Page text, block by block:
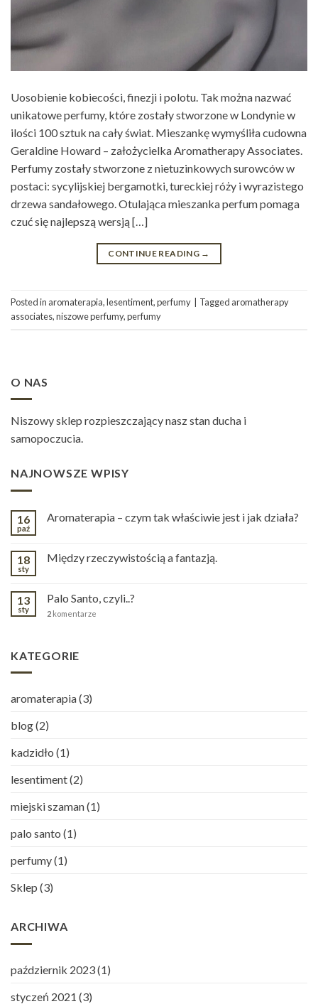
Uosobienie kobiecości, finezji i polotu. Tak można nazwać
unikatowe perfumy, które zostały stworzone w Londynie w
ilości 100 sztuk na cały świat. Mieszankę wymyśliła cudowna
Geraldine Howard – założycielka Aromatherapy Associates.
Perfumy zostały stworzone z nietuzinkowych surowców w
postaci: sycylijskiej bergamotki, tureckiej róży i wyrazistego
drzewa sandałowego. Otulająca mieszanka perfum pomaga
czuć się najlepszą wersją […]
CONTINUE READING →
Posted in aromaterapia,lesentiment,perfumy Tagged aromatherapy
associates,niszowe perfumy,perfumy
O NAS
Niszowy sklep rozpieszczający nasz stan ducha i
samopoczucia.
NAJNOWSZE WPISY
16
paź
Aromaterapia – czym tak właściwie jest i jak działa?
18
sty
Między rzeczywistością a fantazją.
13
sty
Palo Santo, czyli..?
2 komentarze
KATEGORIE
aromaterapia(3)
blog(2)
kadzidło (1)
lesentiment(2)
miejski szaman(1)
palo santo (1)
perfumy(1)
Sklep (3)
ARCHIWA
październik 2023(1)
styczeń 2021 (3)